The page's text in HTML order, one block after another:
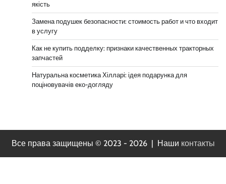
якість
Замена подушек безопасности: стоимость работ и что входит
в услугу
Как не купить подделку: признаки качественных тракторных
запчастей
Натуральна косметика Хілларі: ідея подарунка для
поціновувачів еко-догляду
Все права защищены © 2023 - 2026 | Наши контакты